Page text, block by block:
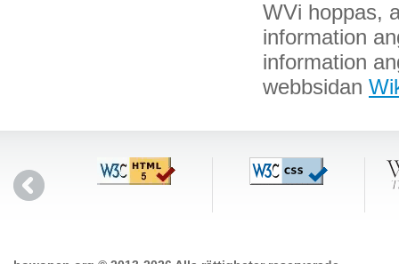
WVi hoppas,
information
information
webbsidan